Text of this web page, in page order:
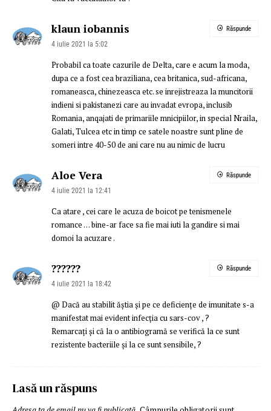
klaun iobannis
4 iulie 2021 la 5:02
Probabil ca toate cazurile de Delta, care e acum la moda,
dupa ce a fost cea braziliana, cea britanica, sud-africana,
romaneasca, chinezeasca etc. se inrejistreaza la muncitorii
indieni si pakistanezi care au invadat evropa, inclusib
Romania, anqajati de primariile mnicipiilor, in special Nraila,
Galati, Tulcea etc in timp ce satele noastre sunt pline de
someri intre 40-50 de ani care nu au nimic de lucru
Răspunde
Aloe Vera
4 iulie 2021 la 12:41
Ca atare , cei care le acuza de boicot pe tenismenele
romance … bine-ar face sa fie mai iuti la gandire si mai
domoi la acuzare .
Răspunde
??????
4 iulie 2021 la 18:42
@ Dacă au stabilit ăștia și pe ce deficiențe de imunitate s-a
manifestat mai evident infecția cu sars-cov , ?
Remarcați și că la o antibiogramă se verifică la ce sunt
rezistente bacteriile și la ce sunt sensibile, ?
Răspunde
Lasă un răspuns